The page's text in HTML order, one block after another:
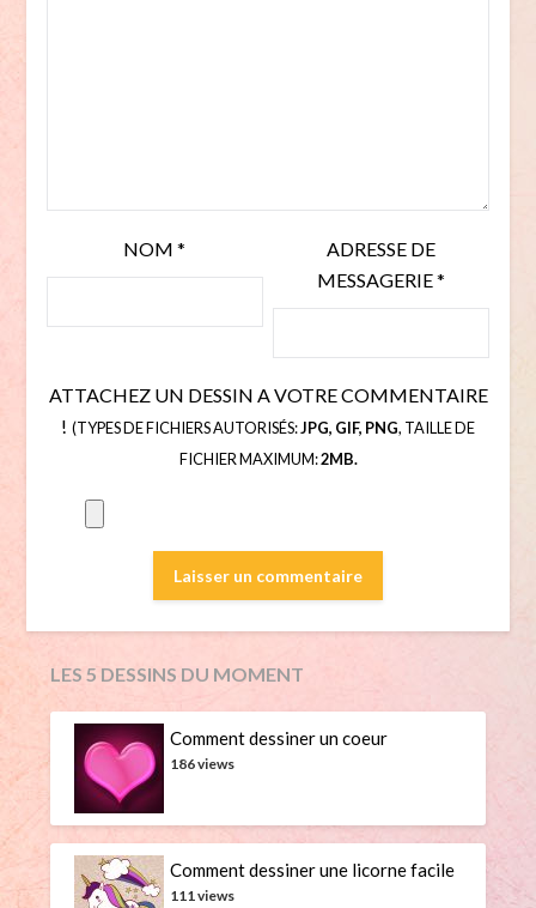
NOM*
ADRESSE DE
MESSAGERIE*
ATTACHEZ UN DESSIN A VOTRE COMMENTAIRE
! (TYPES DE FICHIERS AUTORISÉS:JPG, GIF, PNG, TAILLE DE
FICHIER MAXIMUM:2MB.
LES 5 DESSINS DU MOMENT
Comment dessiner un coeur
186 views
Comment dessiner une licorne facile
111 views